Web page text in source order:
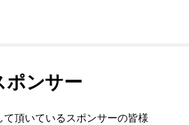
ポンサー
て頂いているスポンサーの皆様